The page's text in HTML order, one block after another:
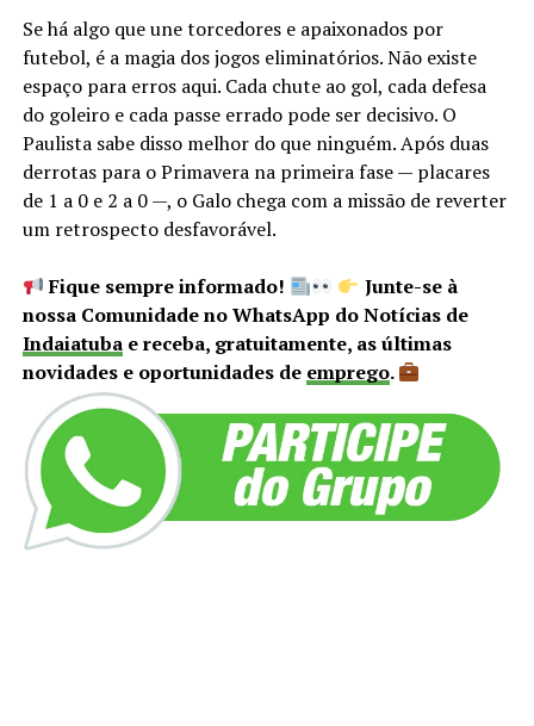
Se há algo que une torcedores e apaixonados por
futebol, é a magia dos jogos eliminatórios. Não existe
espaço para erros aqui. Cada chute ao gol, cada defesa
do goleiro e cada passe errado pode ser decisivo. O
Paulista sabe disso melhor do que ninguém. Após duas
derrotas para o Primavera na primeira fase — placares
de 1 a 0 e 2 a 0 —, o Galo chega com a missão de reverter
um retrospecto desfavorável.
Fique sempre informado!
Junte-se à
nossa Comunidade no WhatsApp do Notícias de
Indaiatubae receba, gratuitamente, as últimas
novidades e oportunidades de emprego.